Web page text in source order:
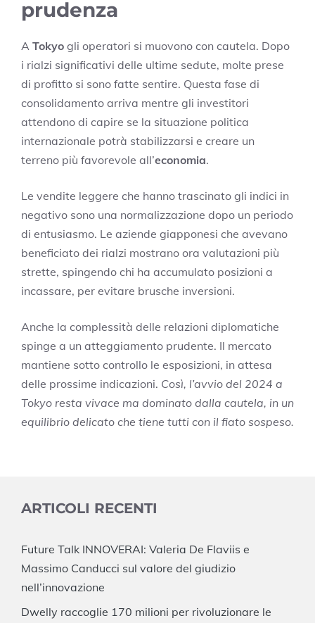
prudenza
A Tokyo gli operatori si muovono con cautela. Dopo
i rialzi significativi delle ultime sedute, molte prese
di profitto si sono fatte sentire. Questa fase di
consolidamento arriva mentre gli investitori
attendono di capire se la situazione politica
internazionale potrà stabilizzarsi e creare un
terreno più favorevole all’economia.
Le vendite leggere che hanno trascinato gli indici in
negativo sono una normalizzazione dopo un periodo
di entusiasmo. Le aziende giapponesi che avevano
beneficiato dei rialzi mostrano ora valutazioni più
strette, spingendo chi ha accumulato posizioni a
incassare, per evitare brusche inversioni.
Anche la complessità delle relazioni diplomatiche
spinge a un atteggiamento prudente. Il mercato
mantiene sotto controllo le esposizioni, in attesa
delle prossime indicazioni. Così, l’avvio del 2024 a
Tokyo resta vivace ma dominato dalla cautela, in un
equilibrio delicato che tiene tutti con il fiato sospeso.
ARTICOLI RECENTI
Future Talk INNOVERAI: Valeria De Flaviis e
Massimo Canducci sul valore del giudizio
nell’innovazione
Dwelly raccoglie 170 milioni per rivoluzionare le